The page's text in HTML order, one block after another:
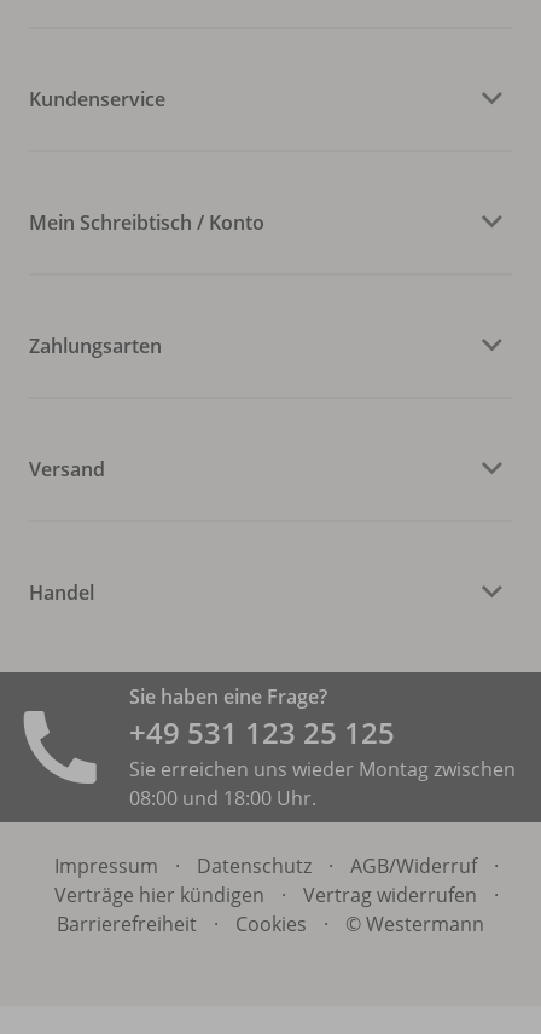
Kundenservice
Mein Schreibtisch / Konto
Zahlungsarten
Versand
Handel
Sie haben eine Frage?
+49 531 ­123 25 125
Sie erreichen uns wieder Montag zwischen
08:00 und 18:00 Uhr.
Impressum · Datenschutz · AGB/Widerruf
·
Verträge hier kündigen
· Vertrag widerrufen
·
Barrierefreiheit
· Cookies · © Westermann